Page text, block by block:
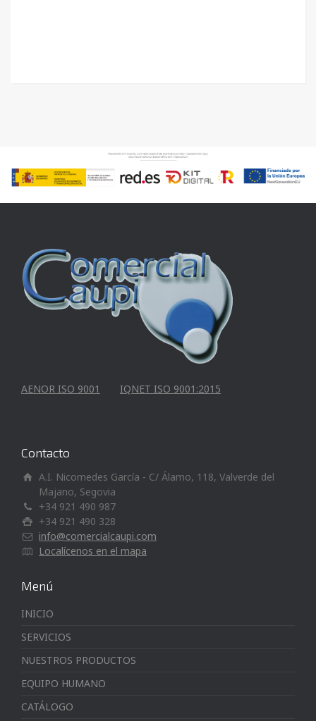
AENOR ISO 9001 IQNET ISO 9001:2015
Contacto
A.I. Nicomedes García - C/ Álamo, 118, Valverde del
Majano, Segovia
+34 921 490 987
+34 921 490 328
info@comercialcaupi.com
Localícenos en el mapa
Menú
INICIO
SERVICIOS
NUESTROS PRODUCTOS
EQUIPO HUMANO
CATÁLOGO